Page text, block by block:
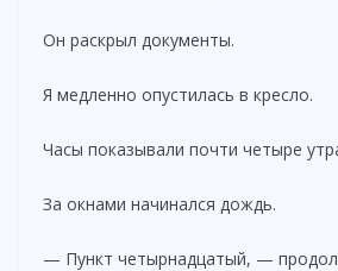
Он раскрыл документы.
Я медленно опустилась в кресло.
Часы показывали почти четыре
За окнами начинался дождь.
— Пункт четырнадцатый, —